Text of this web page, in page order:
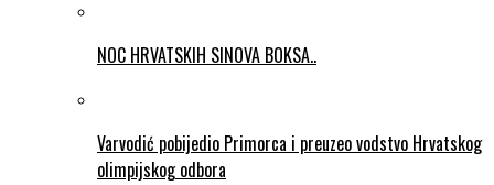
NOC HRVATSKIH SINOVA BOKSA..
Varvodić pobijedio Primorca i preuzeo vodstvo Hrvatskog
olimpijskog odbora